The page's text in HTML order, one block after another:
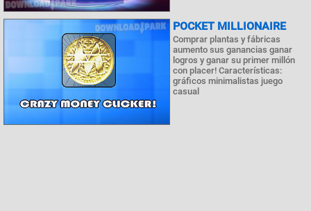
POCKET MILLIONAIRE
Comprar plantas y fábricas
aumento sus ganancias ganar
logros y ganar su primer millón
con placer! Características:
gráficos minimalistas juego
casual